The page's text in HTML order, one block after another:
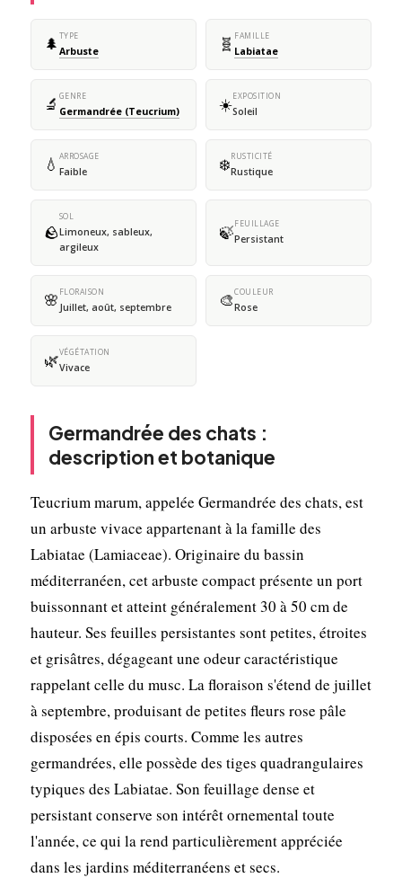
🌲 TYPE
Arbuste 🧬 FAMILLE
Labiatae
🔬 GENRE
Germandrée (Teucrium) ☀️EXPOSITION
Soleil
💧 ARROSAGE
Faible ❄️RUSTICITÉ
Rustique
🪨
SOL
Limoneux, sableux,
argileux
🍃FEUILLAGE
Persistant
🌸 FLORAISON
Juillet, août, septembre 🎨COULEUR
Rose
🌿VÉGÉTATION
Vivace
Germandrée des chats :
description et botanique
Teucrium marum, appelée Germandrée des chats, est
un arbuste vivace appartenant à la famille des
Labiatae (Lamiaceae). Originaire du bassin
méditerranéen, cet arbuste compact présente un port
buissonnant et atteint généralement 30 à 50 cm de
hauteur. Ses feuilles persistantes sont petites, étroites
et grisâtres, dégageant une odeur caractéristique
rappelant celle du musc. La floraison s'étend de juillet
à septembre, produisant de petites fleurs rose pâle
disposées en épis courts. Comme les autres
germandrées, elle possède des tiges quadrangulaires
typiques des Labiatae. Son feuillage dense et
persistant conserve son intérêt ornemental toute
l'année, ce qui la rend particulièrement appréciée
dans les jardins méditerranéens et secs.